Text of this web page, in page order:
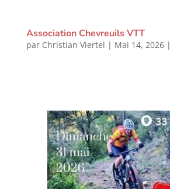
Association Chevreuils VTT
par Christian Viertel | Mai 14, 2026|